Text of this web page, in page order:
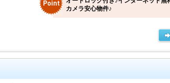
カメラ安心物件♪